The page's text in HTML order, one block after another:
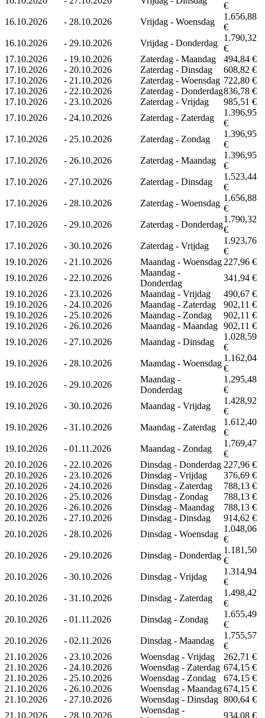
€
16.10.2026
- 28.10.2026 Vrijdag - Woensdag
1.656,88
€
16.10.2026
- 29.10.2026 Vrijdag - Donderdag
1.790,32
€
17.10.2026
- 19.10.2026 Zaterdag - Maandag
494,84 €
17.10.2026
- 20.10.2026 Zaterdag - Dinsdag
608,82 €
17.10.2026
- 21.10.2026 Zaterdag - Woensdag 722,80 €
17.10.2026
- 22.10.2026 Zaterdag - Donderdag836,78 €
17.10.2026
- 23.10.2026 Zaterdag - Vrijdag
985,51 €
17.10.2026
- 24.10.2026 Zaterdag - Zaterdag
1.396,95
€
17.10.2026
- 25.10.2026 Zaterdag - Zondag
1.396,95
€
17.10.2026
- 26.10.2026 Zaterdag - Maandag
1.396,95
€
17.10.2026
- 27.10.2026 Zaterdag - Dinsdag
1.523,44
€
17.10.2026
- 28.10.2026 Zaterdag - Woensdag
1.656,88
€
17.10.2026
- 29.10.2026 Zaterdag - Donderdag
1.790,32
€
17.10.2026
- 30.10.2026 Zaterdag - Vrijdag
1.923,76
€
19.10.2026
- 21.10.2026 Maandag - Woensdag 227,96 €
19.10.2026
- 22.10.2026
Maandag -
Donderdag
341,94 €
19.10.2026
- 23.10.2026 Maandag - Vrijdag
490,67 €
19.10.2026
- 24.10.2026 Maandag - Zaterdag
902,11 €
19.10.2026
- 25.10.2026 Maandag - Zondag
902,11 €
19.10.2026
- 26.10.2026 Maandag - Maandag 902,11 €
19.10.2026
- 27.10.2026 Maandag - Dinsdag
1.028,59
€
19.10.2026
- 28.10.2026 Maandag - Woensdag
1.162,04
€
19.10.2026
- 29.10.2026
Maandag -
Donderdag
1.295,48
€
19.10.2026
- 30.10.2026 Maandag - Vrijdag
1.428,92
€
19.10.2026
- 31.10.2026 Maandag - Zaterdag
1.612,40
€
19.10.2026
- 01.11.2026 Maandag - Zondag
1.769,47
€
20.10.2026
- 22.10.2026 Dinsdag - Donderdag 227,96 €
20.10.2026
- 23.10.2026 Dinsdag - Vrijdag
376,69 €
20.10.2026
- 24.10.2026 Dinsdag - Zaterdag
788,13 €
20.10.2026
- 25.10.2026 Dinsdag - Zondag
788,13 €
20.10.2026
- 26.10.2026 Dinsdag - Maandag
788,13 €
20.10.2026
- 27.10.2026 Dinsdag - Dinsdag
914,62 €
20.10.2026
- 28.10.2026 Dinsdag - Woensdag
1.048,06
€
20.10.2026
- 29.10.2026 Dinsdag - Donderdag
1.181,50
€
20.10.2026
- 30.10.2026 Dinsdag - Vrijdag
1.314,94
€
20.10.2026
- 31.10.2026 Dinsdag - Zaterdag
1.498,42
€
20.10.2026
- 01.11.2026 Dinsdag - Zondag
1.655,49
€
20.10.2026
- 02.11.2026 Dinsdag - Maandag
1.755,57
€
21.10.2026
- 23.10.2026 Woensdag - Vrijdag
262,71 €
21.10.2026
- 24.10.2026 Woensdag - Zaterdag 674,15 €
21.10.2026
- 25.10.2026 Woensdag - Zondag
674,15 €
21.10.2026
- 26.10.2026 Woensdag - Maandag674,15 €
21.10.2026
- 27.10.2026 Woensdag - Dinsdag 800,64 €
21.10.2026
- 28.10.2026
Woensdag -
934,08 €